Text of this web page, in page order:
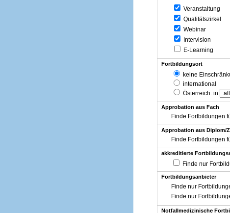
Veranstaltung
Qualitätszirkel
Webinar
Intervision
E-Learning
Fortbildungsort
keine
international
Österreich: in
Approbation aus Fach
Finde Fortbildungen
Approbation aus Diplom/
Finde Fortbildungen
akkreditierte
Finde nur
Fortbildungsanbieter
Finde nur
Finde nur
Notfallmedizinische